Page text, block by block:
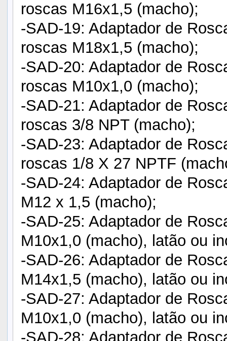
roscas M16x1,5 (macho);
-SAD-19: Adaptador de
roscas M18x1,5 (macho);
-SAD-20: Adaptador de
roscas M10x1,0 (macho);
-SAD-21: Adaptador de
roscas 3/8 NPT (macho);
-SAD-23: Adaptador de
roscas 1/8 X 27 NPTF
-SAD-24: Adaptador de
M12 x 1,5 (macho);
-SAD-25: Adaptador de
M10x1,0 (macho), latão ou
-SAD-26: Adaptador de
M14x1,5 (macho), latão ou
-SAD-27: Adaptador de
M10x1,0 (macho), latão ou
-SAD-28: Adaptador de